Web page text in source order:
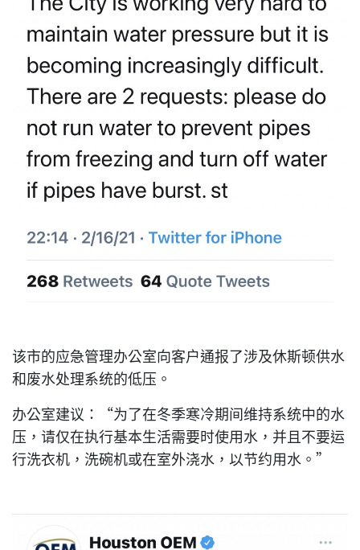
该市的应急管理办公室向客户通报了涉及休斯顿供水
和废水处理系统的低压。
办公室建议：“为了在冬季寒冷期间维持系统中的水
压，请仅在执行基本生活需要时使用水，并且不要运
行洗衣机，洗碗机或在室外浇水，以节约用水。”